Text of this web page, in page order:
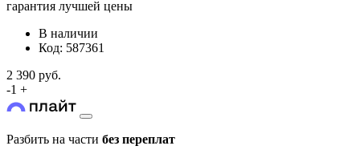
гарантия лучшей цены
В наличии
Код: 587361
2 390 руб.
-1 +
Разбить на части без переплат